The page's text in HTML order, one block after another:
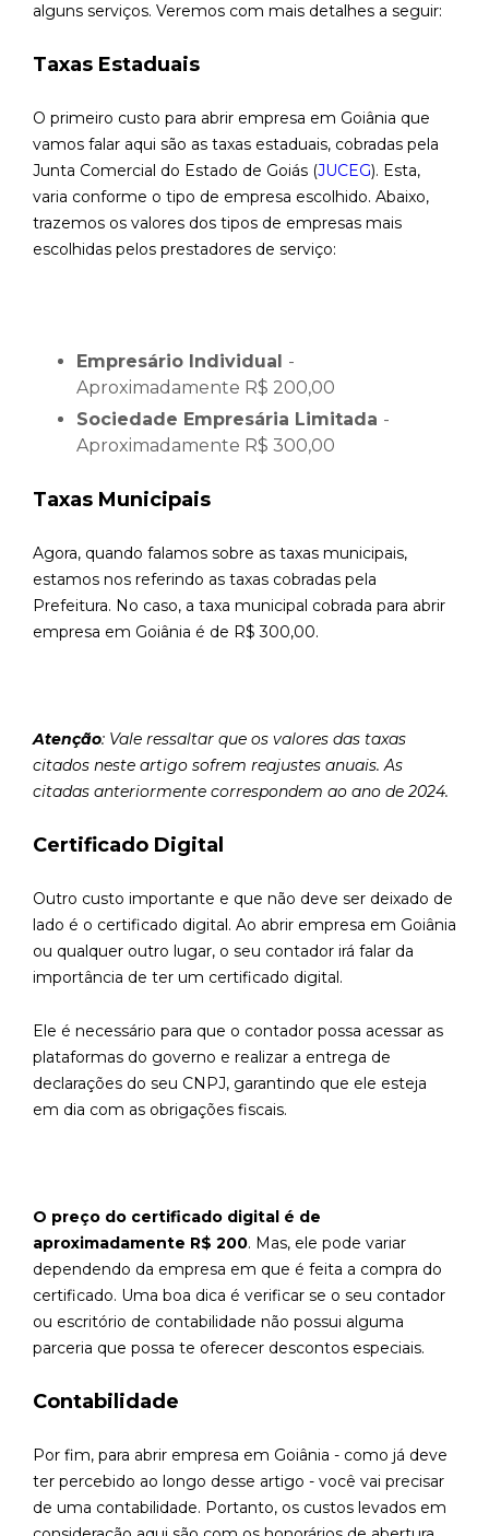
alguns serviços. Veremos com mais detalhes a seguir:
Taxas Estaduais
O primeiro custo para abrir empresa em Goiânia que
vamos falar aqui são as taxas estaduais, cobradas pela
Junta Comercial do Estado de Goiás (JUCEG). Esta,
varia conforme o tipo de empresa escolhido. Abaixo,
trazemos os valores dos tipos de empresas mais
escolhidas pelos prestadores de serviço:
Empresário Individual -
Aproximadamente R$ 200,00
Sociedade Empresária Limitada -
Aproximadamente R$ 300,00
Taxas Municipais
Agora, quando falamos sobre as taxas municipais,
estamos nos referindo as taxas cobradas pela
Prefeitura. No caso, a taxa municipal cobrada para abrir
empresa em Goiânia é de R$ 300,00.
Atenção: Vale ressaltar que os valores das taxas
citados neste artigo sofrem reajustes anuais. As
citadas anteriormente correspondem ao ano de 2024.
Certificado Digital
Outro custo importante e que não deve ser deixado de
lado é o certificado digital. Ao abrir empresa em Goiânia
ou qualquer outro lugar, o seu contador irá falar da
importância de ter um certificado digital.
Ele é necessário para que o contador possa acessar as
plataformas do governo e realizar a entrega de
declarações do seu CNPJ, garantindo que ele esteja
em dia com as obrigações fiscais.
O preço do certificado digital é de
aproximadamente R$ 200. Mas, ele pode variar
dependendo da empresa em que é feita a compra do
certificado. Uma boa dica é verificar se o seu contador
ou escritório de contabilidade não possui alguma
parceria que possa te oferecer descontos especiais.
Contabilidade
Por fim, para abrir empresa em Goiânia - como já deve
ter percebido ao longo desse artigo - você vai precisar
de uma contabilidade. Portanto, os custos levados em